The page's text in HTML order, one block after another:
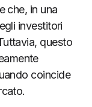
che, in una
investitori
questo
coincide